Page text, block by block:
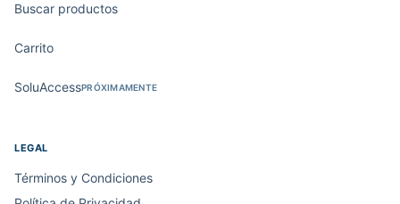
Buscar productos
Carrito
SoluAccessPRÓXIMAMENTE
LEGAL
Términos y Condiciones